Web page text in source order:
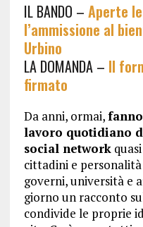
IL BANDO – Aperte
l’ammissione al
Urbino
LA DOMANDA – Il
firmato
Da anni, ormai,
lavoro quotidiano
social network
cittadini e
governi, università e
giorno un racconto
condivide le proprie